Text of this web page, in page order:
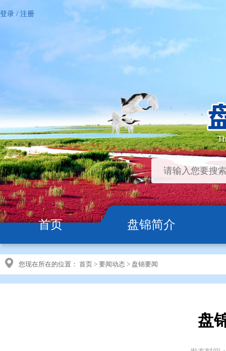
登录 / 注册
首页 盘锦简介
您现在所在的位置： 首页 > 要闻动态 > 盘锦要闻
盘